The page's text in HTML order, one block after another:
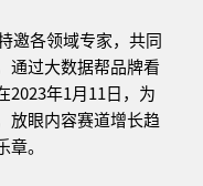
邀各领域专家，共同
过大数据帮品牌看
2023年1月11日，为
放眼内容赛道增长趋
。